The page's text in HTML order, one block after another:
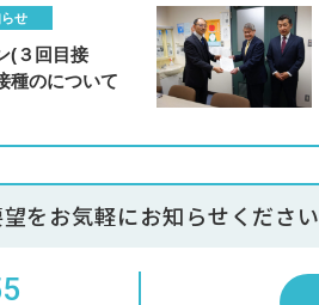
せ
(３回目接
種のについて
望をお気軽にお知らせください